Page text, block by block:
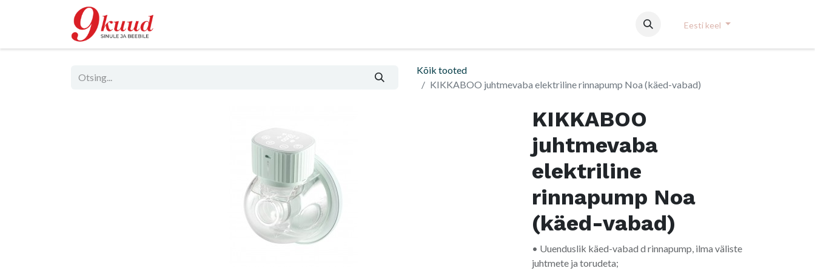
Eesti keel
Kõik tooted
KIKKABOO juhtmevaba elektriline rinnapump Noa (käed-vabad)
KIKKABOO
juhtmevaba
elektriline
rinnapump Noa
(käed-vabad)
• Uuenduslik käed-vabad d rinnapump, ilma väliste
juhtmete ja torudeta;